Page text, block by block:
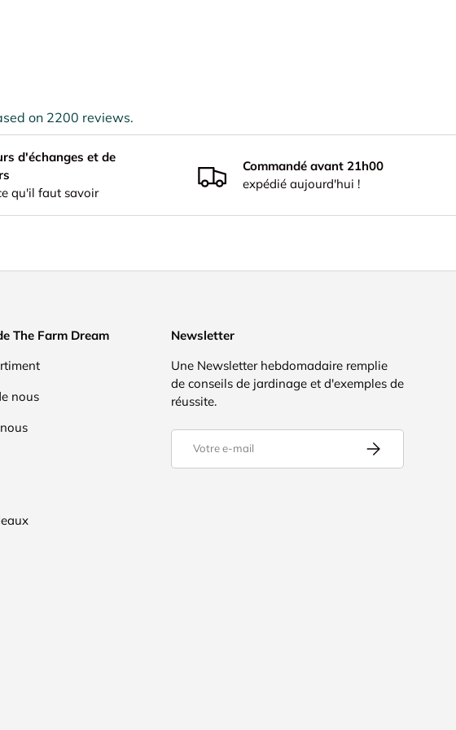
on 2200 reviews.
d'échanges et de
qu'il faut savoir
Commandé avant 21h00
expédié aujourd'hui !
The Farm Dream
nous
Newsletter
Une Newsletter hebdomadaire remplie
de conseils de jardinage et d'exemples de
réussite.
S’inscrire